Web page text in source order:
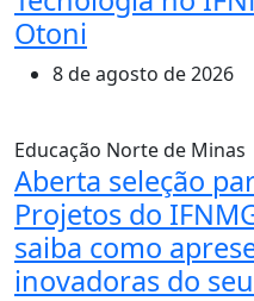
Otoni
8 de agosto de 2026
Educação Norte de Minas
Aberta seleção
Projetos do
saiba como
inovadoras do